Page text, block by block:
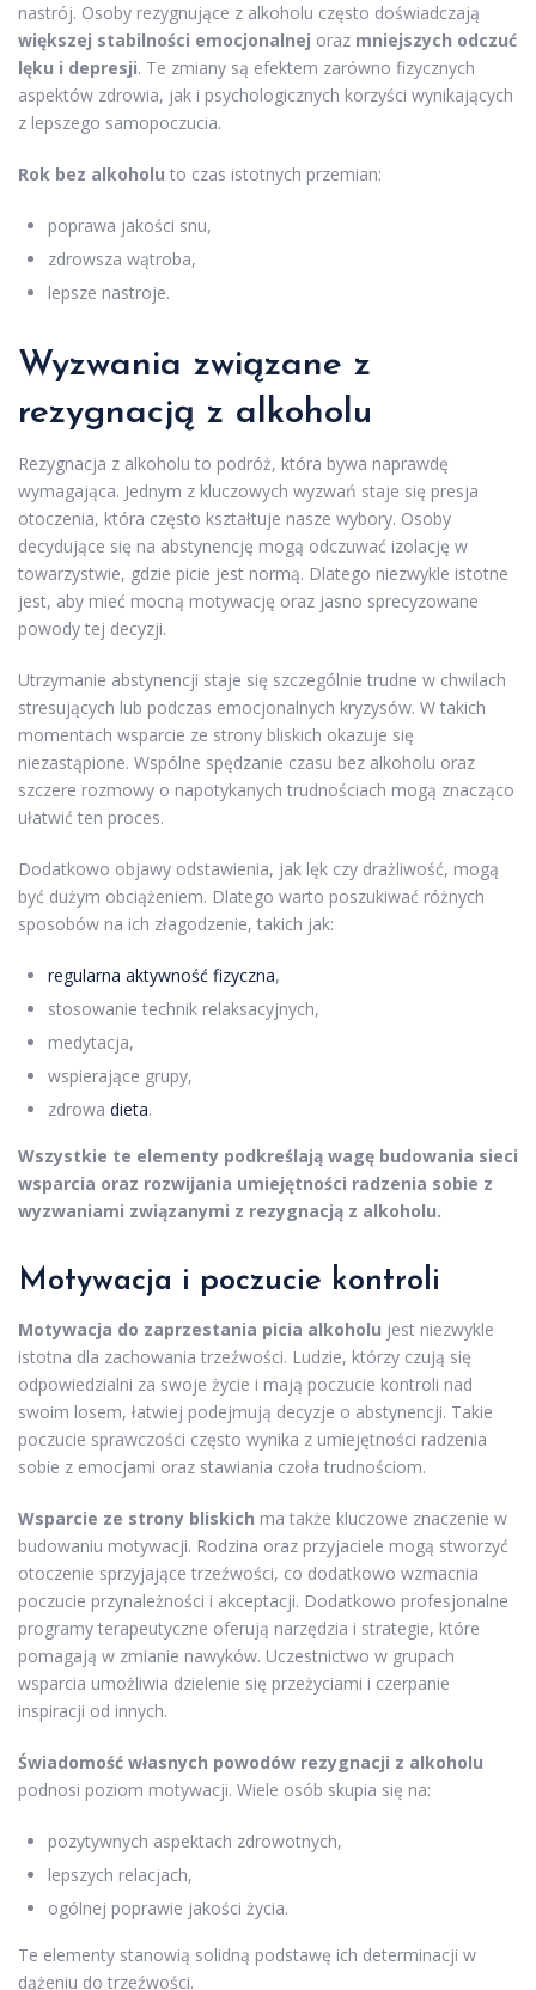
nastrój. Osoby rezygnujące z alkoholu często doświadczają
większej stabilności emocjonalnej oraz mniejszych odczuć
lęku i depresji. Te zmiany są efektem zarówno fizycznych
aspektów zdrowia, jak i psychologicznych korzyści wynikających
z lepszego samopoczucia.
Rok bez alkoholu to czas istotnych przemian:
poprawa jakości snu,
zdrowsza wątroba,
lepsze nastroje.
Wyzwania związane z
rezygnacją z alkoholu
Rezygnacja z alkoholu to podróż, która bywa naprawdę
wymagająca. Jednym z kluczowych wyzwań staje się presja
otoczenia, która często kształtuje nasze wybory. Osoby
decydujące się na abstynencję mogą odczuwać izolację w
towarzystwie, gdzie picie jest normą. Dlatego niezwykle istotne
jest, aby mieć mocną motywację oraz jasno sprecyzowane
powody tej decyzji.
Utrzymanie abstynencji staje się szczególnie trudne w chwilach
stresujących lub podczas emocjonalnych kryzysów. W takich
momentach wsparcie ze strony bliskich okazuje się
niezastąpione. Wspólne spędzanie czasu bez alkoholu oraz
szczere rozmowy o napotykanych trudnościach mogą znacząco
ułatwić ten proces.
Dodatkowo objawy odstawienia, jak lęk czy drażliwość, mogą
być dużym obciążeniem. Dlatego warto poszukiwać różnych
sposobów na ich złagodzenie, takich jak:
regularna aktywność fizyczna,
stosowanie technik relaksacyjnych,
medytacja,
wspierające grupy,
zdrowa dieta.
Wszystkie te elementy podkreślają wagę budowania sieci
wsparcia oraz rozwijania umiejętności radzenia sobie z
wyzwaniami związanymi z rezygnacją z alkoholu.
Motywacja i poczucie kontroli
Motywacja do zaprzestania picia alkoholu jest niezwykle
istotna dla zachowania trzeźwości. Ludzie, którzy czują się
odpowiedzialni za swoje życie i mają poczucie kontroli nad
swoim losem, łatwiej podejmują decyzje o abstynencji. Takie
poczucie sprawczości często wynika z umiejętności radzenia
sobie z emocjami oraz stawiania czoła trudnościom.
Wsparcie ze strony bliskich ma także kluczowe znaczenie w
budowaniu motywacji. Rodzina oraz przyjaciele mogą stworzyć
otoczenie sprzyjające trzeźwości, co dodatkowo wzmacnia
poczucie przynależności i akceptacji. Dodatkowo profesjonalne
programy terapeutyczne oferują narzędzia i strategie, które
pomagają w zmianie nawyków. Uczestnictwo w grupach
wsparcia umożliwia dzielenie się przeżyciami i czerpanie
inspiracji od innych.
Świadomość własnych powodów rezygnacji z alkoholu
podnosi poziom motywacji. Wiele osób skupia się na:
pozytywnych aspektach zdrowotnych,
lepszych relacjach,
ogólnej poprawie jakości życia.
Te elementy stanowią solidną podstawę ich determinacji w
dążeniu do trzeźwości.